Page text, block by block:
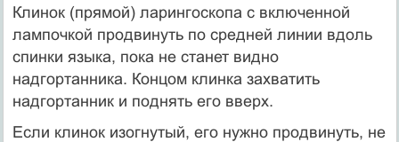
Клинок (прямой) ларингоскопа с включенной
лампочкой продвинуть по средней линии вдоль
спинки языка, пока не станет видно
надгортанника. Концом клинка захватить
надгортанник и поднять его вверх.
Если клинок изогнутый, его нужно продвинуть, не